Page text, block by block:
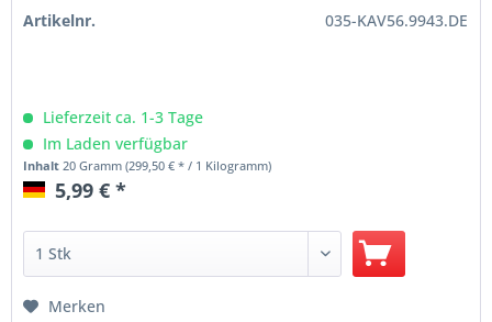
Artikelnr. 035-KAV56.9943.DE
Lieferzeit ca. 1-3 Tage
Im Laden verfügbar
Inhalt20 Gramm(299,50 € * / 1 Kilogramm)
5,99 € *
Merken